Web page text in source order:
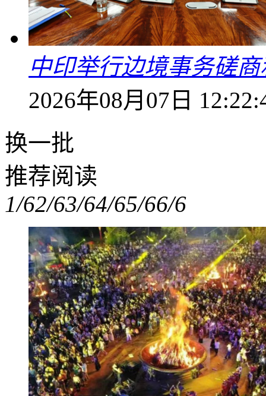
中印举行边境事务磋
2026年08月07日
换一批
推荐阅读
1/62/63/64/65/66/6